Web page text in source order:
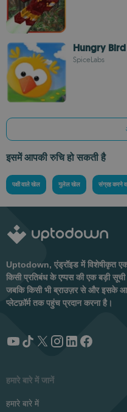
Hungry Bird
SpiceLabs
इसमें आपकी रुचि हो सकती है
पक्षी वाले खेल गुलेल खेल संग्रह करने
Uptodown, एंड्रॉइड में विशेषीकृत एक
किसी प्रतिबंध के एप्पस की एक बड़ी
जबकि किसी भी ब्राउज़र से और इसके
प्लेटफ़ॉर्म तक पहुंच प्रदान करना है।
हमारे बारे में जानें
हमारे बारे में